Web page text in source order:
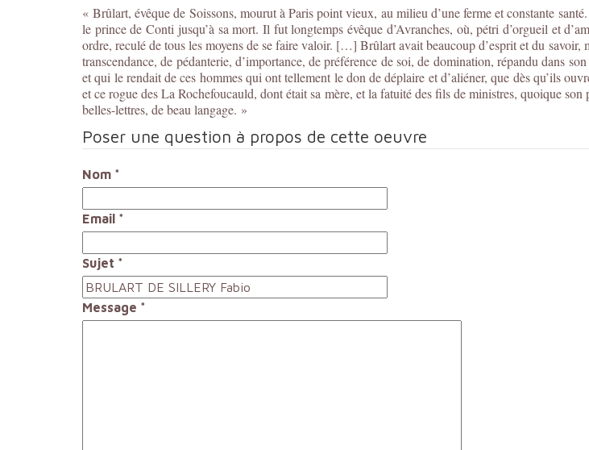
« Brûlart, évêque de Soissons, mourut à Paris point vieux, au milieu d’une ferme et constante
le prince de Conti jusqu’à sa mort. Il fut longtemps évêque d’Avranches, où, pétri d’orgueil et
ordre, reculé de tous les moyens de se faire valoir. […] Brûlart avait beaucoup d’esprit et du savoir,
transcendance, de pédanterie, d’importance, de préférence de soi, de domination, répandu dans
et qui le rendait de ces hommes qui ont tellement le don de déplaire et d’aliéner, que dès qu’ils
et ce rogue des La Rochefoucauld, dont était sa mère, et la fatuité des fils de ministres, quoique
belles-lettres, de beau langage. »
Poser une question à propos de cette oeuvre
Nom *
Email *
Sujet *
Message *